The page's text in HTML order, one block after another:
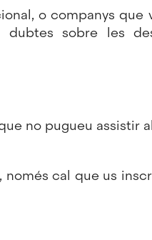
o companys que
dubtes sobre les
no pugueu assistir
, només cal que us